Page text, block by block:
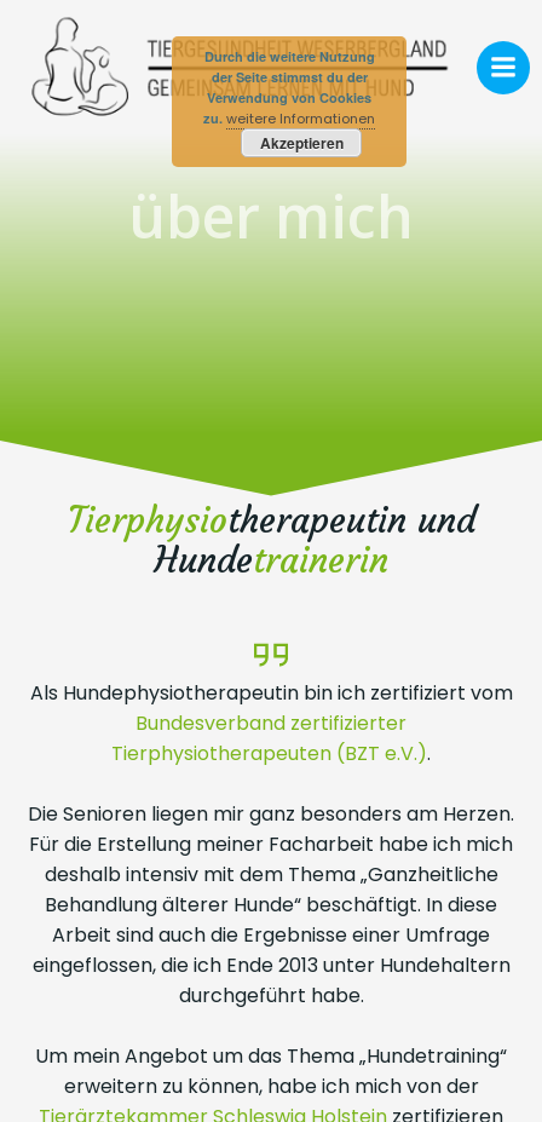
Inhalt
springen
über mich
Tierphysiotherapeutin und
Hundetrainerin
Als Hundephysiotherapeutin bin ich zertifiziert vom
Bundesverband zertifizierter
Tierphysiotherapeuten (BZT e.V.).
Die Senioren liegen mir ganz besonders am Herzen.
Für die Erstellung meiner Facharbeit habe ich mich
deshalb intensiv mit dem Thema „Ganzheitliche
Behandlung älterer Hunde“ beschäftigt. In diese
Arbeit sind auch die Ergebnisse einer Umfrage
eingeflossen, die ich Ende 2013 unter Hundehaltern
durchgeführt habe.
Um mein Angebot um das Thema „Hundetraining“
erweitern zu können, habe ich mich von der
Durch die weitere Nutzung
der Seite stimmst du der
Verwendung von Cookies
zu. weitere Informationen
Akzeptieren